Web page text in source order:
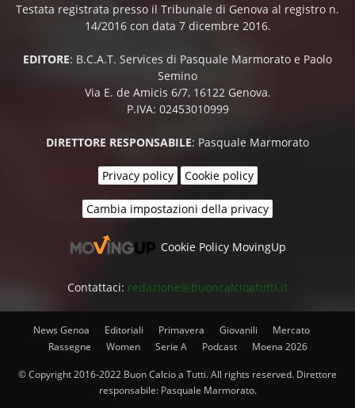
Testata registrata presso il Tribunale di Genova al registro n.
14/2016 con data 7 dicembre 2016.
EDITORE: B.C.A.T. Services di Pasquale Marmorato e Paolo
Semino
Via E. de Amicis 6/7, 16122 Genova.
P.IVA: 02453010999
DIRETTORE RESPONSABILE: Pasquale Marmorato
Privacy policy Cookie policy
Cambia impostazioni della privacy
Cookie Policy MovingUp
Contattaci: redazione@buoncalcioatutti.it
News Genoa Editoriali Primavera Giovanili
Mercato
Rassegne
Women Serie A Podcast Moena 2026
© Copyright 2016-2022 Buon Calcio a Tutti. All rights reserved. Direttore
responsabile: Pasquale Marmorato.